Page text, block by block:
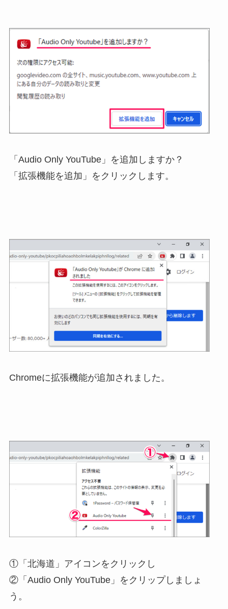
「Audio Only YouTube」を追加しますか？
「拡張機能を追加」をクリックします。
Chromeに拡張機能が追加されました。
①「北海道」アイコンをクリックし
②「Audio Only YouTube」をクリップしましょ
う。